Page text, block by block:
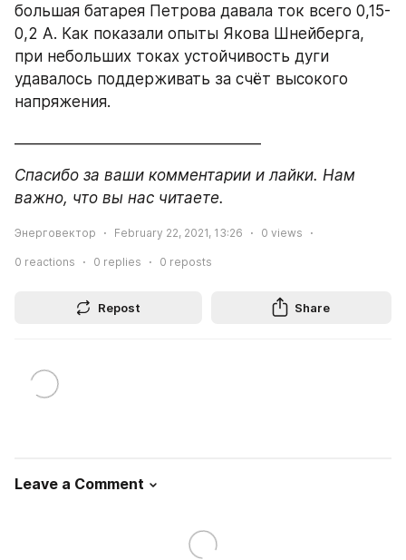
большая батарея Петрова давала ток всего 0,15-
0,2 А. Как показали опыты Якова Шнейберга,
при небольших токах устойчивость дуги
удавалось поддерживать за счёт высокого
напряжения.
Спасибо за ваши комментарии и лайки. Нам
важно, что вы нас читаете.
Энерговектор February 22, 2021, 13:26 0 views
0 reactions 0 replies 0 reposts
Repost Share
Leave a Comment